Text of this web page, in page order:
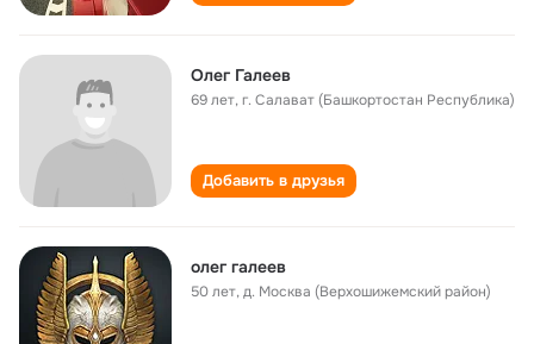
Олег Галеев
69 лет,г. Салават (Башкортостан Республика)
Добавить в друзья
олег галеев
50 лет,д. Москва (Верхошижемский район)